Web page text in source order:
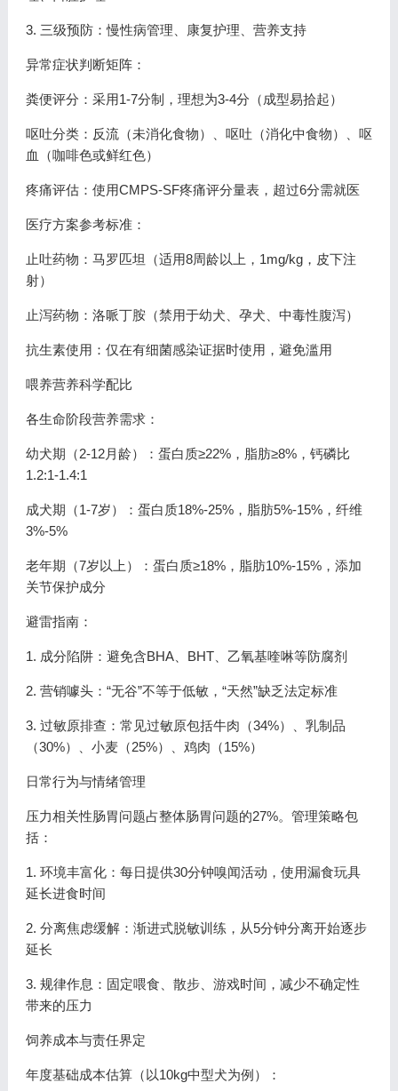
3. 三级预防：慢性病管理、康复护理、营养支持
异常症状判断矩阵：
粪便评分：采用1-7分制，理想为3-4分（成型易拾起）
呕吐分类：反流（未消化食物）、呕吐（消化中食物）、呕
血（咖啡色或鲜红色）
疼痛评估：使用CMPS-SF疼痛评分量表，超过6分需就医
医疗方案参考标准：
止吐药物：马罗匹坦（适用8周龄以上，1mg/kg，皮下注
射）
止泻药物：洛哌丁胺（禁用于幼犬、孕犬、中毒性腹泻）
抗生素使用：仅在有细菌感染证据时使用，避免滥用
喂养营养科学配比
各生命阶段营养需求：
幼犬期（2-12月龄）：蛋白质≥22%，脂肪≥8%，钙磷比
1.2:1-1.4:1
成犬期（1-7岁）：蛋白质18%-25%，脂肪5%-15%，纤维
3%-5%
老年期（7岁以上）：蛋白质≥18%，脂肪10%-15%，添加
关节保护成分
避雷指南：
1. 成分陷阱：避免含BHA、BHT、乙氧基喹啉等防腐剂
2. 营销噱头：“无谷”不等于低敏，“天然”缺乏法定标准
3. 过敏原排查：常见过敏原包括牛肉（34%）、乳制品
（30%）、小麦（25%）、鸡肉（15%）
日常行为与情绪管理
压力相关性肠胃问题占整体肠胃问题的27%。管理策略包
括：
1. 环境丰富化：每日提供30分钟嗅闻活动，使用漏食玩具
延长进食时间
2. 分离焦虑缓解：渐进式脱敏训练，从5分钟分离开始逐步
延长
3. 规律作息：固定喂食、散步、游戏时间，减少不确定性
带来的压力
饲养成本与责任界定
年度基础成本估算（以10kg中型犬为例）：